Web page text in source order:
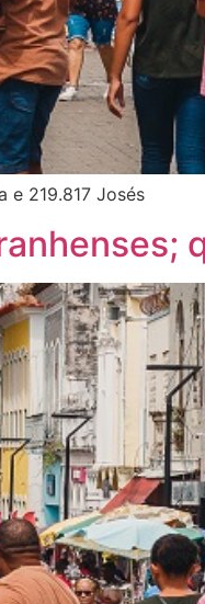
e 219.817 Josés